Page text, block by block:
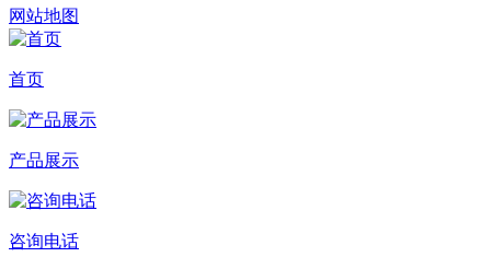
网站地图
首页
产品展示
咨询电话